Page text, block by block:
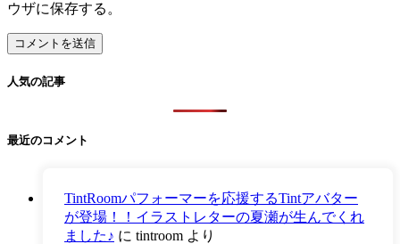
ウザに保存する。
人気の記事
最近のコメント
TintRoomパフォーマーを応援するTintアバター
が登場！！イラストレターの夏瀬が生んでくれ
ました♪ に tintroom より